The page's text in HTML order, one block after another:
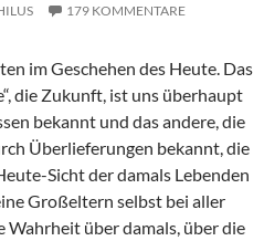
179 KOMMENTARE
im Geschehen des Heute. Das
die Zukunft, ist uns überhaupt
bekannt und das andere, die
Überlieferungen bekannt, die
Sicht der damals Lebenden
Großeltern selbst bei aller
über damals, über die